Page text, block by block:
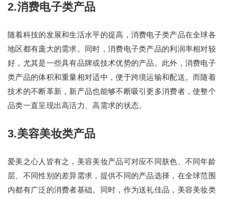
2.消费电子类产品
随着科技的发展和生活水平的提高，消费电子类产品在全球各
地区都有庞大的需求。同时，消费电子类产品的利润率相对较
好，尤其是一些具有品牌或技术优势的产品。此外，消费电子
类产品的体积和重量相对适中，便于跨境运输和配送。而随着
技术的不断革新，新产品也能够不断吸引更多消费者，使整个
品类一直呈现出高活力、高需求的状态。
3.美容美妆类产品
爱美之心人皆有之，美容美妆产品可对应不同肤色、不同年龄
层、不同性别的差异需求，提供不同的产品选择，在全球范围
内都有广泛的消费者基础。同时，作为送礼佳品，美容美妆类